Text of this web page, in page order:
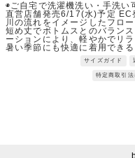
◉ご自宅で洗濯機洗い・手洗い
直営店舗発売6/17(水)予定
川の流れをイメージしたフロ
短め丈でボトムスとのバラン
ーションにより、軽やかでリ
暑い季節にも快適に着用できる
Fabric：しなやかな風合いで
ーヨンのサイロコンパクトヤ
毛羽の少ないクリアな表面感
※サンプルを使用して撮影し
サイズガイド
特定商取引